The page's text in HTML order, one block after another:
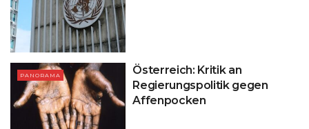
PANORAMA
Österreich: Kritik an
Regierungspolitik gegen
Affenpocken